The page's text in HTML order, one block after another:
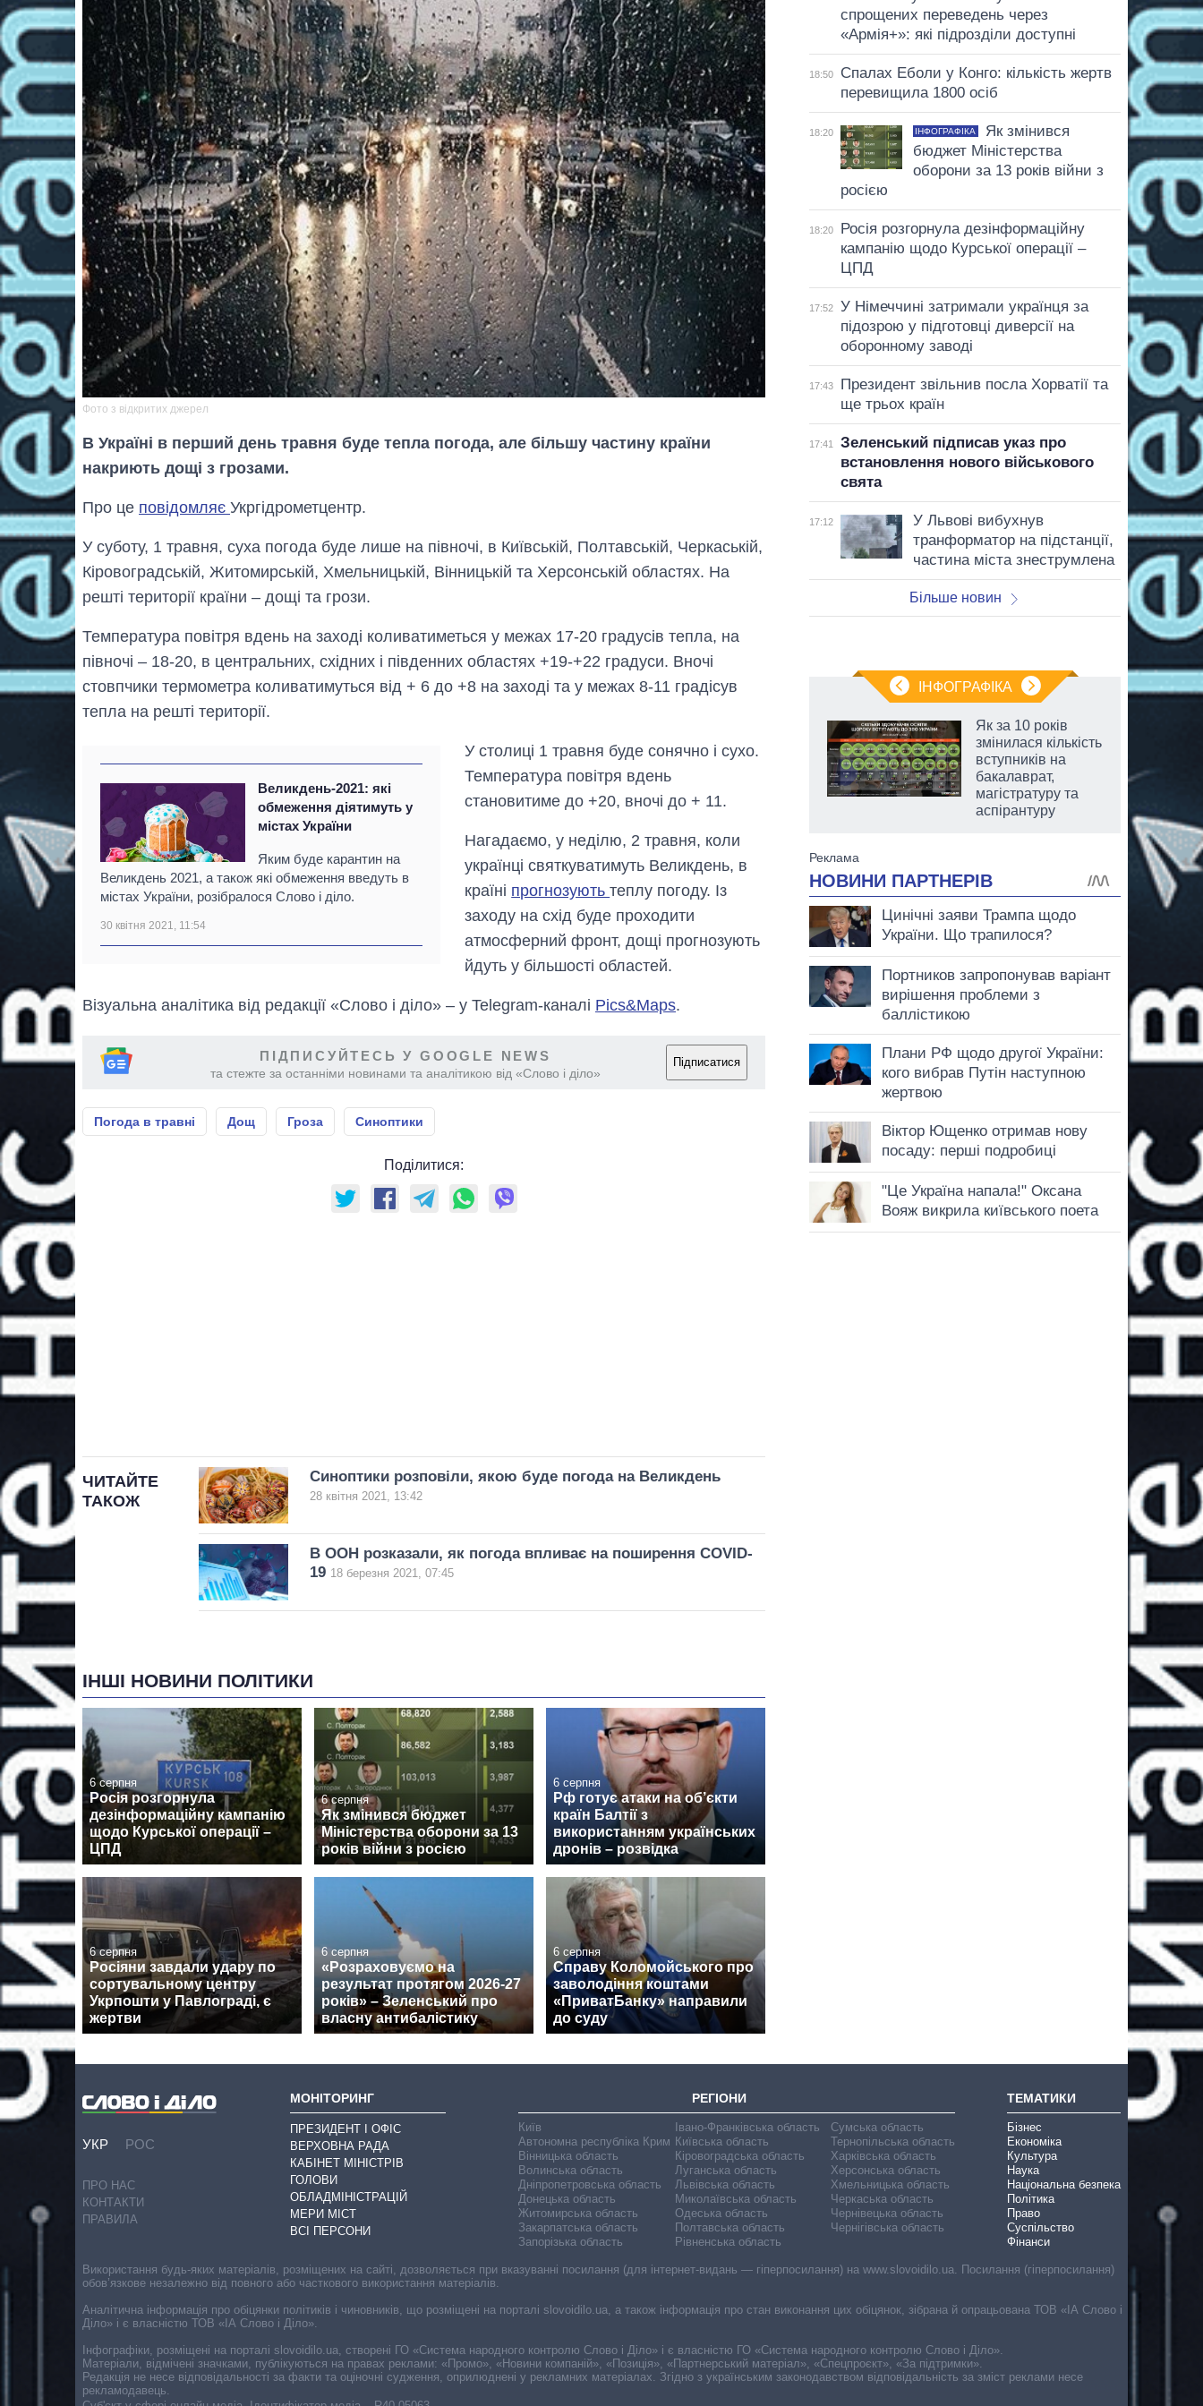
Фото з відкритих джерел
В Україні в перший день травня буде тепла погода, але більшу частину країни
накриють дощі з грозами.
Про це повідомляє Укргідрометцентр.
У суботу, 1 травня, суха погода буде лише на півночі, в Київській, Полтавській, Черкаській,
Кіровоградській, Житомирській, Хмельницькій, Вінницькій та Херсонській областях. На
решті території країни – дощі та грози.
Температура повітря вдень на заході коливатиметься у межах 17-20 градусів тепла, на
півночі – 18-20, в центральних, східних і південних областях +19-+22 градуси. Вночі
стовпчики термометра коливатимуться від + 6 до +8 на заході та у межах 8-11 градісув
тепла на решті території.
Великдень-2021: які
обмеження діятимуть у
містах України
Яким буде карантин на
Великдень 2021, а також які обмеження введуть в
містах України, розібралося Слово і діло.
30 квітня 2021, 11:54
У столиці 1 травня буде сонячно і сухо.
Температура повітря вдень
становитиме до +20, вночі до + 11.
Нагадаємо, у неділю, 2 травня, коли
українці святкуватимуть Великдень, в
країні прогнозуютьтеплу погоду. Із
заходу на схід буде проходити
атмосферний фронт, дощі прогнозують
йдуть у більшості областей.
Візуальна аналітика від редакції «Слово і діло» – у Telegram-каналі Pics&Maps.
ПІДПИСУЙТЕСЬ У GOOGLE NEWS
та стежте за останніми новинами та аналітикою від «Слово і діло»
Підписатися
Погода в травні Дощ Гроза Синоптики
Поділитися:
ЧИТАЙТЕ
ТАКОЖ
Синоптики розповіли, якою буде погода на Великдень
28 квітня 2021, 13:42
В ООН розказали, як погода впливає на поширення COVID-
19 18 березня 2021, 07:45
ІНШІ НОВИНИ ПОЛІТИКИ
6 серпня
Росія розгорнула
дезінформаційну кампанію
щодо Курської операції –
ЦПД
6 серпня
Як змінився бюджет
Міністерства оборони за 13
років війни з росією
6 серпня
Рф готує атаки на об’єкти
країн Балтії з
використанням українських
дронів – розвідка
6 серпня
Росіяни завдали удару по
сортувальному центру
Укрпошти у Павлограді, є
жертви
6 серпня
«Розраховуємо на
результат протягом 2026-27
років» – Зеленський про
власну антибалістику
6 серпня
Справу Коломойського про
заволодіння коштами
«ПриватБанку» направили
до суду
спрощених переведень через
«Армія+»: які підрозділи доступні
18:50
Спалах Еболи у Конго: кількість жертв
перевищила 1800 осіб
18:20 ІНФОГРАФІКА
Як змінився
бюджет Міністерства
оборони за 13 років війни з
росією
18:20
Росія розгорнула дезінформаційну
кампанію щодо Курської операції –
ЦПД
17:52
У Німеччині затримали українця за
підозрою у підготовці диверсії на
оборонному заводі
17:43
Президент звільнив посла Хорватії та
ще трьох країн
17:41
Зеленський підписав указ про
встановлення нового військового
свята
17:12
У Львові вибухнув
транформатор на підстанції,
частина міста знеструмлена
Більше новин
ІНФОГРАФІКА
гігантів: скільки
коштують і
заробляють
OpenAI та
Anthropic
Як за 10 років
змінилася кількість
вступників на
бакалаврат,
магістратуру та
аспірантуру
УКР РОС
ПРО НАС
КОНТАКТИ
ПРАВИЛА
МОНІТОРИНГ
ПРЕЗИДЕНТ І ОФІС
ВЕРХОВНА РАДА
КАБІНЕТ МІНІСТРІВ
ГОЛОВИ
ОБЛАДМІНІСТРАЦІЙ
МЕРИ МІСТ
ВСІ ПЕРСОНИ
РЕГІОНИ
Київ
Автономна республіка Крим
Вінницька область
Волинська область
Дніпропетровська область
Донецька область
Житомирська область
Закарпатська область
Запорізька область
Івано-Франківська область
Київська область
Кіровоградська область
Луганська область
Львівська область
Миколаївська область
Одеська область
Полтавська область
Рівненська область
Сумська область
Тернопільська область
Харківська область
Херсонська область
Хмельницька область
Черкаська область
Чернівецька область
Чернігівська область
ТЕМАТИКИ
Бізнес
Економіка
Культура
Наука
Національна безпека
Політика
Право
Суспільство
Фінанси
Використання будь-яких матеріалів, розміщених на сайті, дозволяється при вказуванні посилання (для інтернет-видань — гіперпосилання) на www.slovoidilo.ua. Посилання (гіперпосилання)
обов’язкове незалежно від повного або часткового використання матеріалів.
Аналітична інформація про обіцянки політиків і чиновників, що розміщені на порталі slovoidilo.ua, а також інформація про стан виконання цих обіцянок, зібрана й опрацьована ТОВ «ІА Слово і
Діло» і є власністю ТОВ «ІА Слово і Діло».
Інфографіки, розміщені на порталі slovoidilo.ua, створені ГО «Система народного контролю Слово і Діло» і є власністю ГО «Система народного контролю Слово і Діло».
Матеріали, відмічені значками, публікуються на правах реклами: «Промо», «Новини компаній», «Позиція», «Партнерський матеріал», «Спецпроєкт», «За підтримки».
Редакція не несе відповідальності за факти та оціночні судження, оприлюднені у рекламних матеріалах. Згідно з українським законодавством відповідальність за зміст реклами несе
рекламодавець.